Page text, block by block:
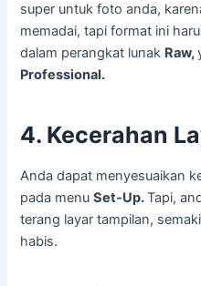
super untuk foto anda,
memadai, tapi format ini
dalam perangkat lunak Raw,
Professional.
4. Kecerahan
Anda dapat menyesuaikan
pada menuSet-Up.Tapi,
terang layar tampilan,
habis.